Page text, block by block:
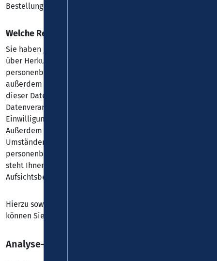
Bestellungen oder sonstige Auftragsanfragen verarbeitet.
Welche Rechte haben Sie bezüglich Ihrer Daten?
Sie haben jederzeit das Recht, unentgeltlich Auskunft
über Herkunft, Empfänger und Zweck Ihrer gespeicherten
personenbezogenen Daten zu erhalten. Sie haben
außerdem ein Recht, die Berichtigung oder Löschung
dieser Daten zu verlangen. Wenn Sie eine Einwilligung zur
Datenverarbeitung erteilt haben, können Sie diese
Einwilligung jederzeit für die Zukunft widerrufen.
Außerdem haben Sie das Recht, unter bestimmten
Umständen die Einschränkung der Verarbeitung Ihrer
personenbezogenen Daten zu verlangen. Des Weiteren
steht Ihnen ein Beschwerderecht bei der zuständigen
Aufsichtsbehörde zu.
Hierzu sowie zu weiteren Fragen zum Thema Datenschutz
können Sie sich jederzeit an uns wenden.
Analyse-Tools und Tools von Dritt­anbietern